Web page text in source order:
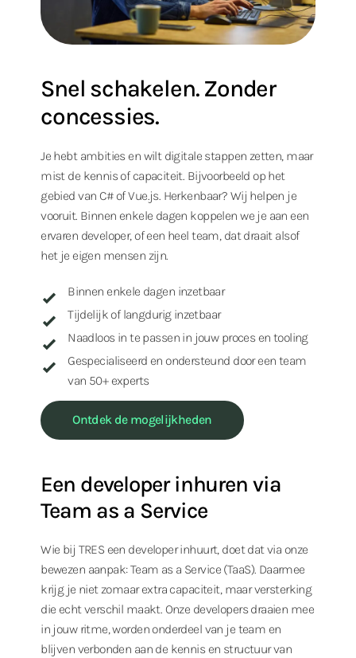
Snel schakelen. Zonder
concessies.
Je hebt ambities en wilt digitale stappen zetten, maar
mist de kennis of capaciteit. Bijvoorbeeld op het
gebied van C# of Vue.js. Herkenbaar? Wij helpen je
vooruit. Binnen enkele dagen koppelen we je aan een
ervaren developer, of een heel team, dat draait alsof
het je eigen mensen zijn.
Binnen enkele dagen inzetbaar
Tijdelijk of langdurig inzetbaar
Naadloos in te passen in jouw proces en tooling
Gespecialiseerd en ondersteund door een team
van 50+ experts
Ontdek de mogelijkheden
Een developer inhuren via
Team as a Service
Wie bij TRES een developer inhuurt, doet dat via onze
bewezen aanpak: Team as a Service (TaaS). Daarmee
krijg je niet zomaar extra capaciteit, maar versterking
die echt verschil maakt. Onze developers draaien mee
in jouw ritme, worden onderdeel van je team en
blijven verbonden aan de kennis en structuur van